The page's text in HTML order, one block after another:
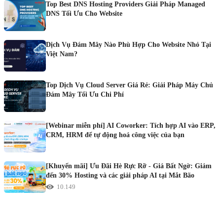
Top Best DNS Hosting Providers Giải Pháp Managed
DNS Tối Ưu Cho Website
Dịch Vụ Đám Mây Nào Phù Hợp Cho Website Nhỏ Tại
Việt Nam?
Top Dịch Vụ Cloud Server Giá Rẻ: Giải Pháp Máy Chủ
Đám Mây Tối Ưu Chi Phí
[Webinar miễn phí] AI Coworker: Tích hợp AI vào ERP,
CRM, HRM để tự động hoá công việc của bạn
[Khuyến mãi] Ưu Đãi Hè Rực Rỡ - Giá Bất Ngờ: Giảm
đến 30% Hosting và các giải pháp AI tại Mắt Bão
10.149